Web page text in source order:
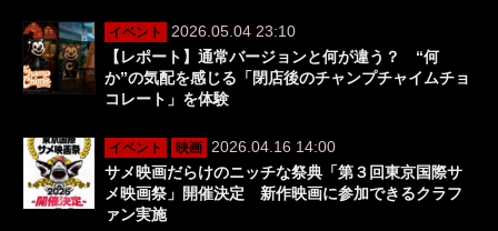
イベント
2026.05.04 23:10
【レポート】通常バージョンと何が違う？ “何
か”の気配を感じる「閉店後のチャンプチャイムチョ
コレート」を体験
イベント 映画
2026.04.16 14:00
サメ映画だらけのニッチな祭典「第３回東京国際サ
メ映画祭」開催決定 新作映画に参加できるクラフ
ァン実施